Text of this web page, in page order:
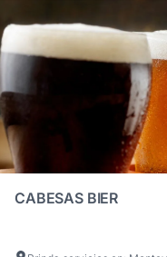
CABESAS BIER